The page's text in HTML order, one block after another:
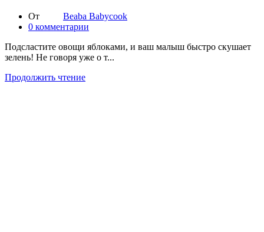
От
Beaba Babycook
0 комментарии
Подсластите овощи яблоками, и ваш малыш быстро скушает
зелень! Не говоря уже о т...
Продолжить чтение